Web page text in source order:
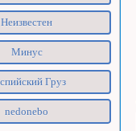
Неизвестен
Минус
Груз
nedonebo